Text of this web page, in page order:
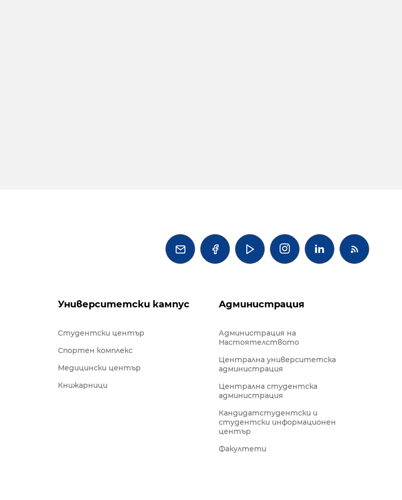
   
Университетски кампус Администрация
Студентски център
Спортен комплекс
Медицински център
Книжарници
Администрация на
Настоятелството
Централна университетска
администрация
Централна студентска
администрация
Кандидатстудентски и
студентски информационен
център
Факултети